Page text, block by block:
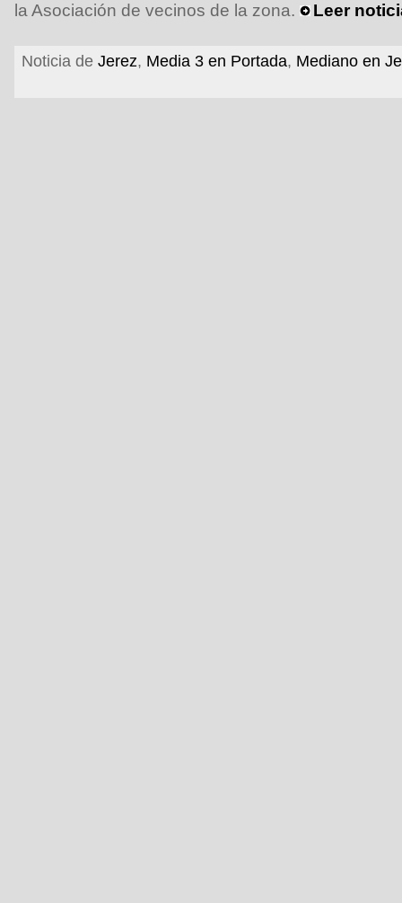
la Asociación de vecinos de la zona.
Leer
Noticia de Jerez, Media 3 en Portada, Mediano en